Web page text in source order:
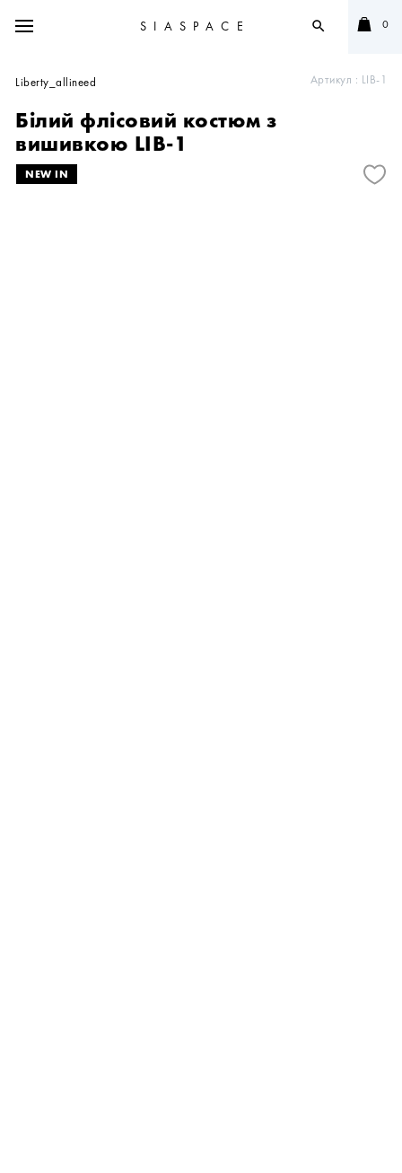
SIASPACE search 0
Артикул : LIB-1
Liberty_allineed
Білий флісовий костюм з
вишивкою LIB-1